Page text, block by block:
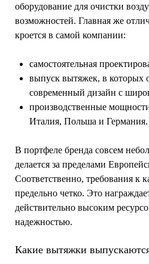
оборудование для очистки
возможностей. Главная же
кроется в самой компании:
самостоятельная
выпуск вытяжек, в которых
современный дизайн с
производственные
Италия, Польша и Германия.
В портфеле бренда совсем
делается за пределами
Соответственно, требования к
предельно четко. Это
действительно высоким
надежностью.
Какие вытяжки